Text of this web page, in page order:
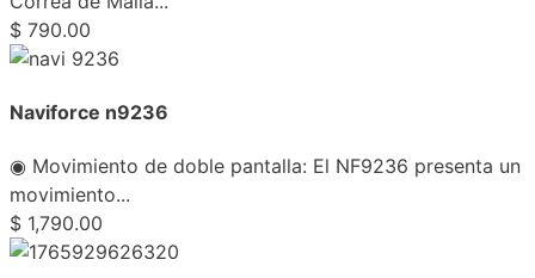
$ 790.00
Naviforce n9236
◉ Movimiento de doble pantalla: El NF9236 presenta un
movimiento...
$ 1,790.00